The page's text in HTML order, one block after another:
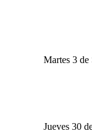
Martes 3 de
Jueves 30